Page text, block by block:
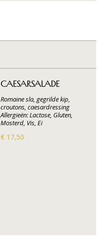
CAESARSALADE
Romaine sla, gegrilde kip,
croutons, caesardressing
Allergieën: Lactose, Gluten,
Mosterd, Vis, Ei
€ 17,50